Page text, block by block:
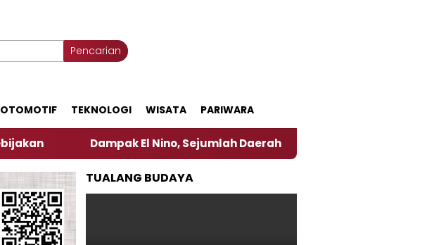
Pencarian
OTOMOTIF TEKNOLOGI WISATA PARIWARA
Dampak El Nino, Sejumlah Daerah di Jember Alami Krisi Air
TUALANG BUDAYA